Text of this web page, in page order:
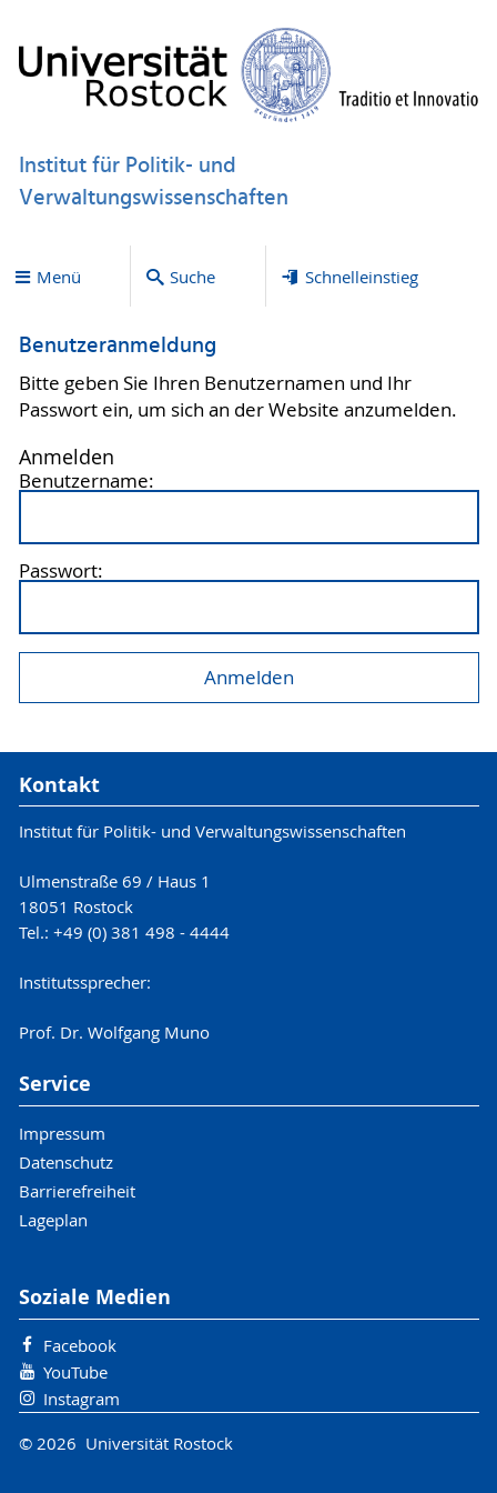
Institut für Politik- und
Verwaltungswissenschaften
Menü Suche Schnelleinstieg
Benutzeranmeldung
Bitte geben Sie Ihren Benutzernamen und Ihr
Passwort ein, um sich an der Website anzumelden.
Anmelden
Benutzername:
Passwort:
Kontakt
Institut für Politik- und Verwaltungswissenschaften
Ulmenstraße 69 / Haus 1
18051 Rostock
Tel.: +49 (0) 381 498 - 4444
Institutssprecher:
Prof. Dr. Wolfgang Muno
Service
Impressum
Datenschutz
Barrierefreiheit
Lageplan
Soziale Medien
Facebook
YouTube
Instagram
© 2026 Universität Rostock